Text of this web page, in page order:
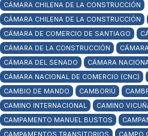
CÁMARA CHILENA DE LA CONSTRUCCIÓN
CÁMARA CHILENA DE LA CONSTRUCCIÓN
CÁMARA DE COMERCIO DE SANTIAGO
CÁMARA DE LA CONSTRUCCIÓN
CÁMARA DEL SENADO
CÁMARA
CÁMARA NACIONAL DE COMERCIO (CNC)
CAMBIO DE MANDO
CAMBORIÚ
CAMINO INTERNACIONAL
CAMINO
CAMPAMENTO MANUEL BUSTOS